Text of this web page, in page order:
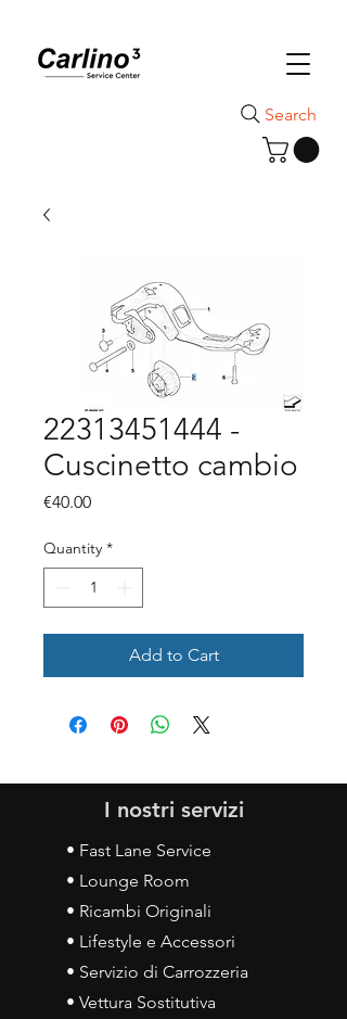
Search
22313451444 -
Cuscinetto cambio
€40.00Price
Quantity *
Add to Cart
I nostri servizi
• Fast Lane Service
• Lounge Room
• Ricambi Originali
• Lifestyle e Accessori
• Servizio di Carrozzeria
• Vettura Sostitutiva